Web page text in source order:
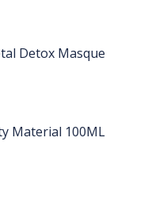
Detox Masque
Material 100ML